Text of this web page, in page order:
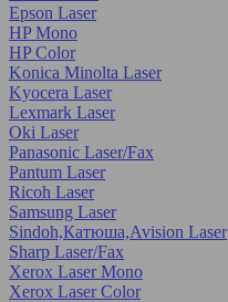
Epson Laser
HP Mono
HP Color
Konica Minolta Laser
Kyocera Laser
Lexmark Laser
Oki Laser
Panasonic Laser/Fax
Pantum Laser
Ricoh Laser
Samsung Laser
Sindoh,Катюша,Avision Laser
Sharp Laser/Fax
Xerox Laser Mono
Xerox Laser Color